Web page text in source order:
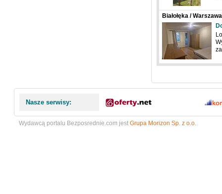
Białołęka /
Nasze serwisy:
Wydawcą portalu Bezposrednie.com jest Grupa Morizon Sp. z o.o.